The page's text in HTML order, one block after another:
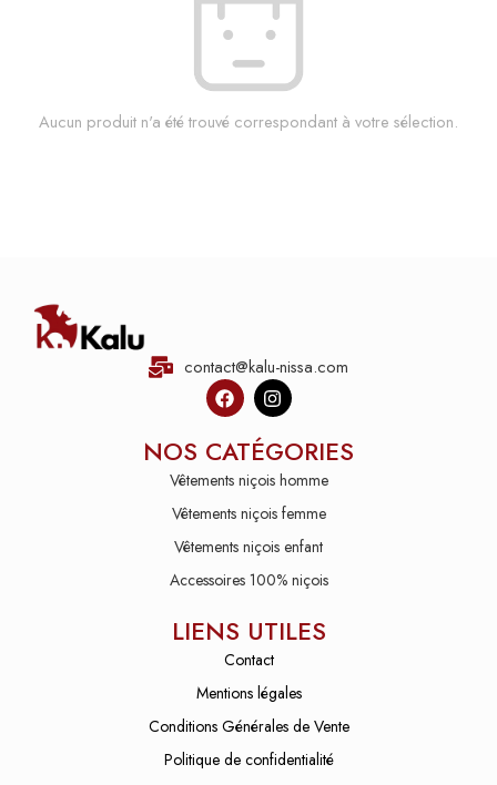
Aucun produit n'a été trouvé correspondant à votre sélection.
contact@kalu-nissa.com
NOS CATÉGORIES
Vêtements niçois homme
Vêtements niçois femme
Vêtements niçois enfant
Accessoires 100% niçois
LIENS UTILES
Contact
Mentions légales
Conditions Générales de Vente
Politique de confidentialité